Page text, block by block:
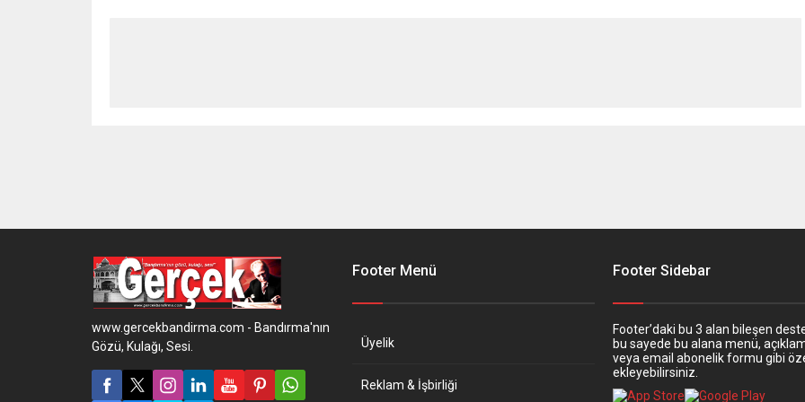
www.gercekbandirma.com - Bandırma'nın
Gözü, Kulağı, Sesi.
Footer Menü
Üyelik
Reklam & İşbirliği
Footer Sidebar
Footer’daki bu 3 alan bileşen
bu sayede bu alana menü,
veya email abonelik formu gibi
ekleyebilirsiniz.